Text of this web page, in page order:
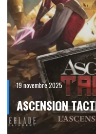
19 novembre 2025
ASCENSION